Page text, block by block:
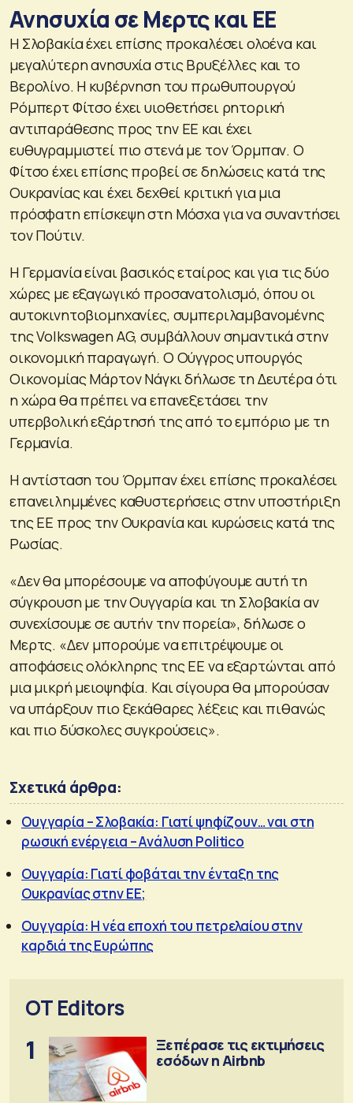
Ανησυχία σε Μερτς και ΕΕ
Η Σλοβακία έχει επίσης προκαλέσει ολοένα και
μεγαλύτερη ανησυχία στις Βρυξέλλες και το
Βερολίνο. Η κυβέρνηση του πρωθυπουργού
Ρόμπερτ Φίτσο έχει υιοθετήσει ρητορική
αντιπαράθεσης προς την ΕΕ και έχει
ευθυγραμμιστεί πιο στενά με τον Όρμπαν. Ο
Φίτσο έχει επίσης προβεί σε δηλώσεις κατά της
Ουκρανίας και έχει δεχθεί κριτική για μια
πρόσφατη επίσκεψη στη Μόσχα για να συναντήσει
τον Πούτιν.
Η Γερμανία είναι βασικός εταίρος και για τις δύο
χώρες με εξαγωγικό προσανατολισμό, όπου οι
αυτοκινητοβιομηχανίες, συμπεριλαμβανομένης
της Volkswagen AG, συμβάλλουν σημαντικά στην
οικονομική παραγωγή. Ο Ούγγρος υπουργός
Οικονομίας Μάρτον Νάγκι δήλωσε τη Δευτέρα ότι
η χώρα θα πρέπει να επανεξετάσει την
υπερβολική εξάρτησή της από το εμπόριο με τη
Γερμανία.
Η αντίσταση του Όρμπαν έχει επίσης προκαλέσει
επανειλημμένες καθυστερήσεις στην υποστήριξη
της ΕΕ προς την Ουκρανία και κυρώσεις κατά της
Ρωσίας.
«Δεν θα μπορέσουμε να αποφύγουμε αυτή τη
σύγκρουση με την Ουγγαρία και τη Σλοβακία αν
συνεχίσουμε σε αυτήν την πορεία», δήλωσε ο
Μερτς. «Δεν μπορούμε να επιτρέψουμε οι
αποφάσεις ολόκληρης της ΕΕ να εξαρτώνται από
μια μικρή μειοψηφία. Και σίγουρα θα μπορούσαν
να υπάρξουν πιο ξεκάθαρες λέξεις και πιθανώς
και πιο δύσκολες συγκρούσεις».
Σχετικά άρθρα:
Ουγγαρία – Σλοβακία: Γιατί ψηφίζουν… ναι στη
ρωσική ενέργεια – Aνάλυση Politico
Ουγγαρία: Γιατί φοβάται την ένταξη της
Ουκρανίας στην ΕΕ;
Ουγγαρία: Η νέα εποχή του πετρελαίου στην
καρδιά της Ευρώπης
OT Editors
1
Ξεπέρασε τις εκτιμήσεις
εσόδων η Airbnb